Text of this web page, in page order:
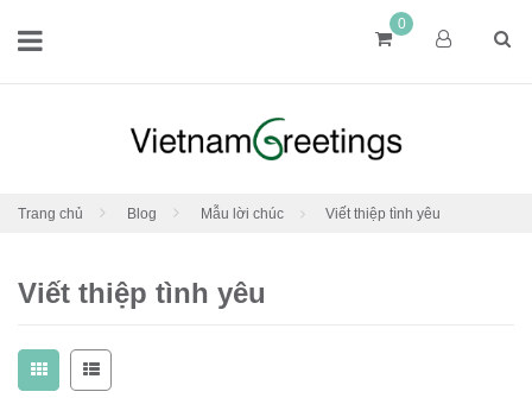
0
Trang chủ Blog Mẫu lời chúc Viết thiệp tình yêu
Viết thiệp tình yêu